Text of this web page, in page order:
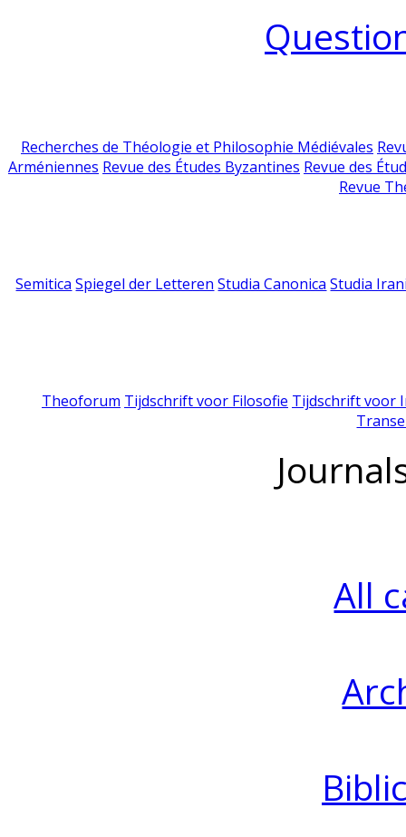
Recherches de Théologie et Philosophie Médiévales
Arméniennes Revue des Études Byzantines Revue des
Revue
Semitica Spiegel der Letteren Studia Canonica Studia
Theoforum Tijdschrift voor Filosofie Tijdschrift voor
All